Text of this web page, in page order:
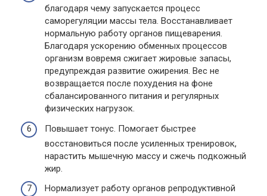
благодаря чему запускается процесс
саморегуляции массы тела. Восстанавливает
нормальную работу органов пищеварения.
Благодаря ускорению обменных процессов
организм вовремя сжигает жировые запасы,
предупреждая развитие ожирения. Вес не
возвращается после похудения на фоне
сбалансированного питания и регулярных
физических нагрузок.
Повышает тонус. Помогает быстрее
восстановиться после усиленных тренировок,
нарастить мышечную массу и сжечь подкожный
жир.
Нормализует работу органов репродуктивной